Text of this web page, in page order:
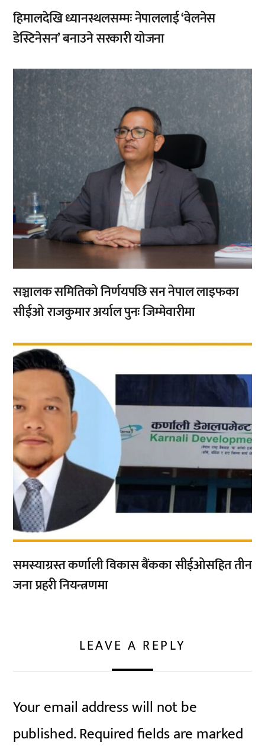
हिमालदेखि ध्यानस्थलसम्मः नेपाललाई ‘वेलनेस
डेस्टिनेसन’ बनाउने सरकारी योजना
सञ्चालक समितिको निर्णयपछि सन नेपाल लाइफका
सीईओ राजकुमार अर्याल पुनः जिम्मेवारीमा
,
समस्याग्रस्त कर्णाली विकास बैंकका सीईओसहित तीन
जना प्रहरी नियन्त्रणमा
LEAVE A REPLY
Your email address will not be
published.Required fields are marked